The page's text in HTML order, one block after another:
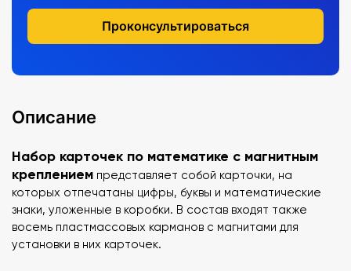
Проконсультироваться
Описание
Набор карточек по математике с магнитным
креплением представляет собой карточки, на
которых отпечатаны цифры, буквы и математические
знаки, уложенные в коробки. В состав входят также
восемь пластмассовых карманов с магнитами для
установки в них карточек.